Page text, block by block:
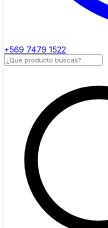
+569 7479 1522
Buscar productos